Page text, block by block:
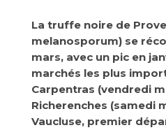
La truffe noire de
melanosporum) se
mars, avec un pic en
marchés les plus
Carpentras (vendredi
Richerenches (samedi
Vaucluse, premier